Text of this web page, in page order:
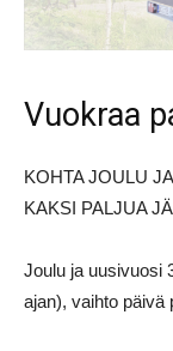
Vuokraa
KOHTA JOULU
KAKSI PALJUA
Joulu ja uusivuosi
ajan), vaihto päivä